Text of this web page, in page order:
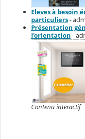
Eleves à besoin
particuliers-
Présentation
l'orientation -
Contenu interactif